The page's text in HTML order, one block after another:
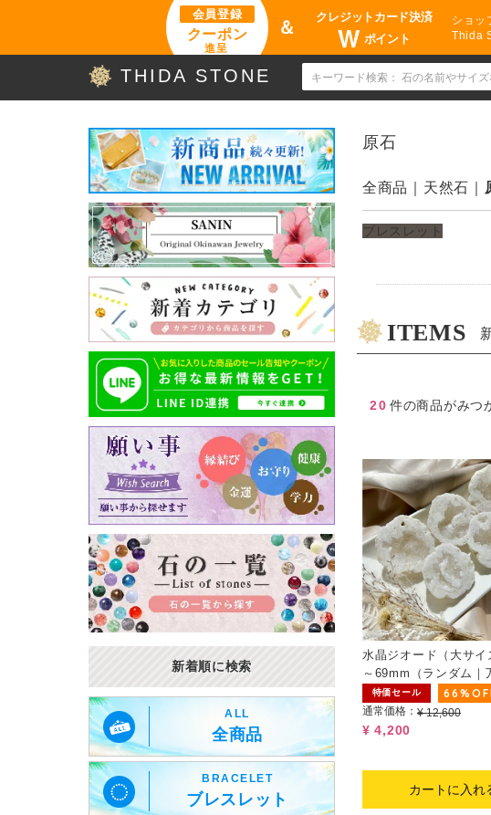
会員登録
クーポン
進呈
＆
クレジットカード決済
W ポイント
ショッ
Thida
THIDA STONE
原石
全商品 天然石
ブレスレット
ITEMS
20 件の商品がみつ
水晶ジオード（大サイ
～69mm（ランダム｜
ーリング）
特価セール
通常価格： ¥ 12,600
¥ 4,200
カートに入れ
新着順に検索
全商品
ALL
ブレスレット
BRACELET